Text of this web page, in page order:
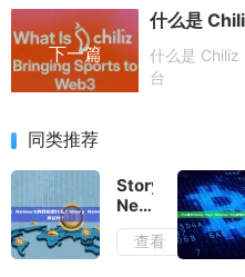
下一篇
什么是 Chiliz
台
同类推荐
Story
Network
的目
标是
查看